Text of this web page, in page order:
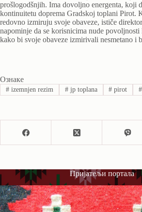
prošlogodšnjih. Ima dovoljno energenta, koji
kontinuitetu doprema Gradskoj toplani Pirot.
redovno izmiruju svoje obaveze, ističe
napominje da se korisnicima nude povoljnosti
kako bi svoje obaveze izmirivali nesmetano i
Ознаке
#izemnjen rezim #jp toplana # pirot #
Пријатељи портала